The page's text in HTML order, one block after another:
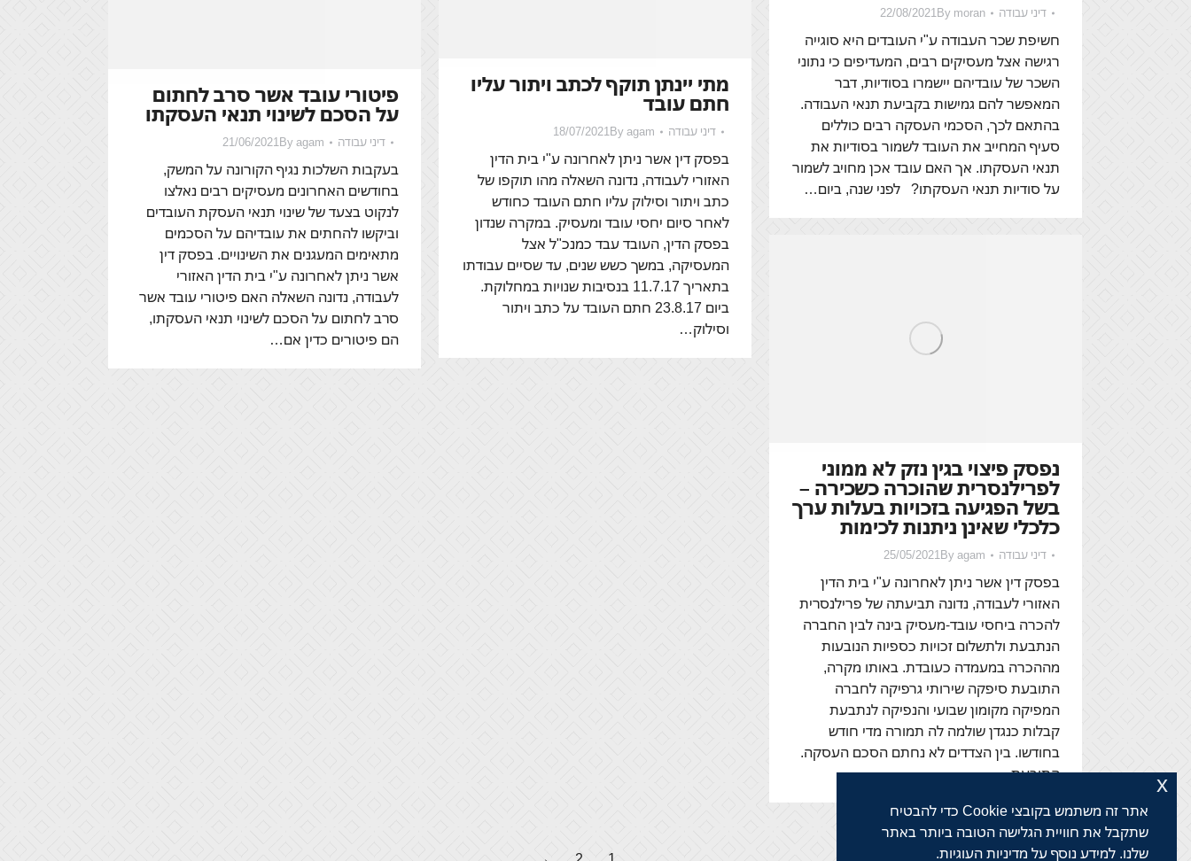
דיני עבודה By moran
22/08/2021
חשיפת שכר העבודה ע"י העובדים היא סוגייה
רגישה אצל מעסיקים רבים, המעדיפים כי נתוני
השכר של עובדיהם יישמרו בסודיות, דבר
המאפשר להם גמישות בקביעת תנאי העבודה.
בהתאם לכך, הסכמי העסקה רבים כוללים
סעיף המחייב את העובד לשמור בסודיות את
תנאי העסקתו. אך האם עובד אכן מחויב לשמור
על סודיות תנאי העסקתו? לפני שנה, ביום…
מתי יינתן תוקף לכתב ויתור עליו
חתם עובד
דיני עבודה By agam
18/07/2021
בפסק דין אשר ניתן לאחרונה ע"י בית הדין
האזורי לעבודה, נדונה השאלה מהו תוקפו של
כתב ויתור וסילוק עליו חתם העובד כחודש
לאחר סיום יחסי עובד ומעסיק. במקרה שנדון
בפסק הדין, העובד עבד כמנכ"ל אצל
המעסיקה, במשך כשש שנים, עד שסיים עבודתו
בתאריך 11.7.17 בנסיבות שנויות במחלוקת.
ביום 23.8.17 חתם העובד על כתב ויתור
וסילוק…
פיטורי עובד אשר סרב לחתום
על הסכם לשינוי תנאי העסקתו
דיני עבודה By agam
21/06/2021
בעקבות השלכות נגיף הקורונה על המשק,
בחודשים האחרונים מעסיקים רבים נאלצו
לנקוט בצעד של שינוי תנאי העסקת העובדים
וביקשו להחתים את עובדיהם על הסכמים
מתאימים המעגנים את השינויים. בפסק דין
אשר ניתן לאחרונה ע"י בית הדין האזורי
לעבודה, נדונה השאלה האם פיטורי עובד אשר
סרב לחתום על הסכם לשינוי תנאי העסקתו,
הם פיטורים כדין אם…
נפסק פיצוי בגין נזק לא ממוני
לפרילנסרית שהוכרה כשכירה –
בשל הפגיעה בזכויות בעלות ערך
כלכלי שאינן ניתנות לכימות
דיני עבודה By agam
25/05/2021
בפסק דין אשר ניתן לאחרונה ע"י בית הדין
האזורי לעבודה, נדונה תביעתה של פרילנסרית
להכרה ביחסי עובד-מעסיק בינה לבין החברה
הנתבעת ולתשלום זכויות כספיות הנובעות
מההכרה במעמדה כעובדת. באותו מקרה,
התובעת סיפקה שירותי גרפיקה לחברה
המפיקה מקומון שבועי והנפיקה לנתבעת
קבלות כנגדן שולמה לה תמורה מדי חודש
בחודשו. בין הצדדים לא נחתם הסכם העסקה.
התובעת…
אתר זה משתמש בקובצי Cookie כדי להבטיח
שתקבל את חוויית הגלישה הטובה ביותר באתר
שלנו. למידע נוסף על מדיניות העוגיות.
x